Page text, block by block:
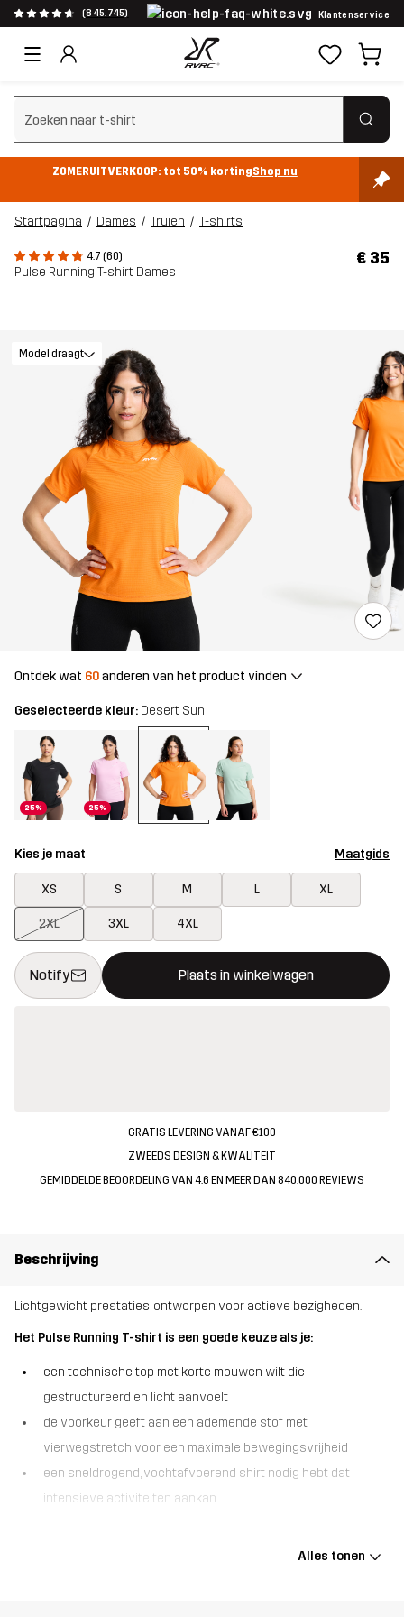
(845.745) Klantenservice
Zoeken wissen
ZOMERUITVERKOOP: tot 50% kortingShop nu
Startpagina Dames Truien T-shirts
4.7 (60)
Pulse Running T-shirt Dames
€ 35
Model draagt
Ontdek wat 60anderen van het product vinden
Geselecteerde kleur: Desert Sun
25% 25%
Kies je maat Maatgids
XS S M L XL
2XL 3XL 4XL
Notify Plaats in winkelwagen
Deze knop opent een modal met de bevestiging van een
{{size}} niet beschikbaar
GRATIS LEVERING VANAF €100
ZWEEDS DESIGN & KWALITEIT
GEMIDDELDE BEOORDELING VAN 4.6 EN MEER DAN 840.000 REVIEWS
Beschrijving
Lichtgewicht prestaties, ontworpen voor actieve bezigheden.
Het Pulse Running T-shirt is een goede keuze als je:
een technische top met korte mouwen wilt die
gestructureerd en licht aanvoelt
de voorkeur geeft aan een ademende stof met
vierwegstretch voor een maximale bewegingsvrijheid
een sneldrogend, vochtafvoerend shirt nodig hebt dat
intensieve activiteiten aankan
Alles tonen